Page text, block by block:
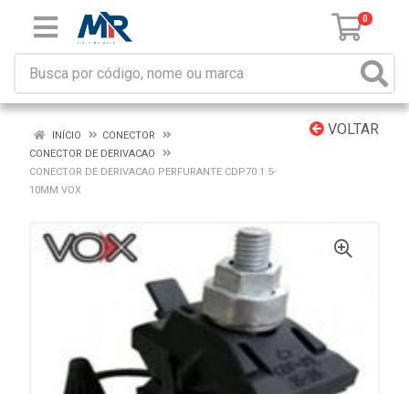
0
VOLTAR
INÍCIO
CONECTOR
CONECTOR DE DERIVACAO
CONECTOR DE DERIVACAO PERFURANTE CDP70 1.5-
10MM VOX